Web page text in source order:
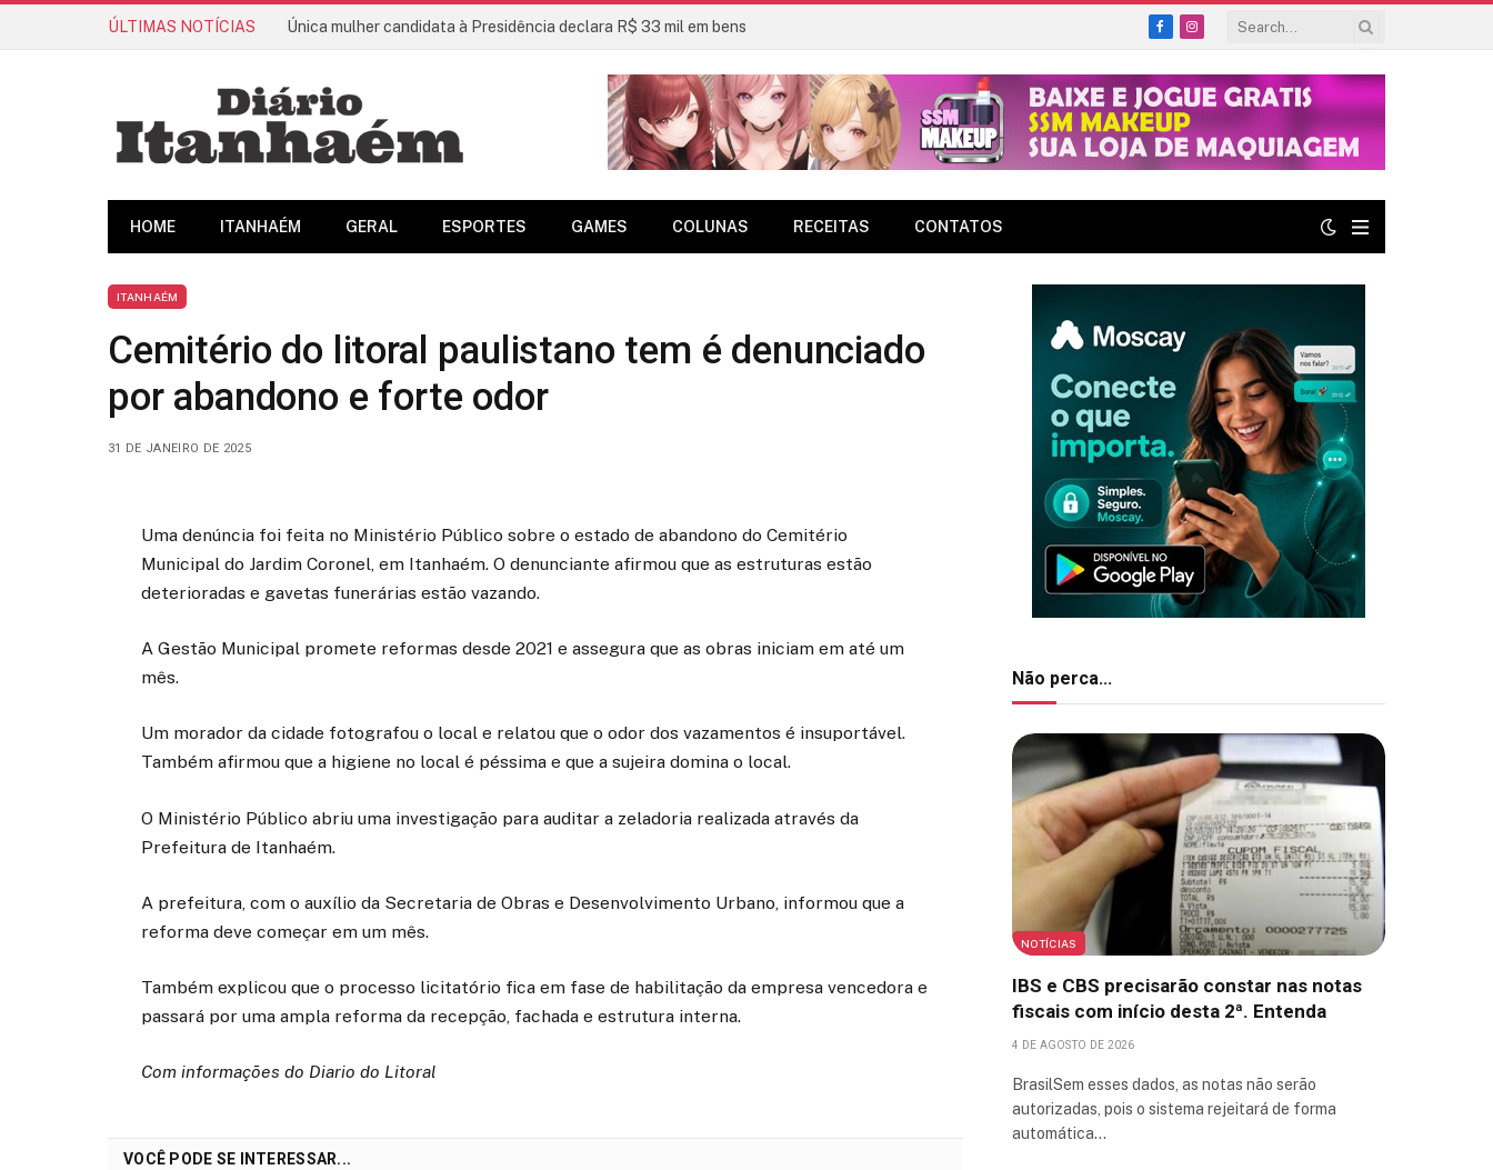
ÚLTIMAS NOTÍCIAS Única mulher candidata à Presidência declara R$ 33 mil em bens
FacebookInstagram
HOME ITANHAÉM GERAL ESPORTES GAMES COLUNAS RECEITAS CONTATOS
ITANHAÉM
Cemitério do litoral paulistano tem é denunciado
por abandono e forte odor
31 DE JANEIRO DE 2025
Uma denúncia foi feita no Ministério Público sobre o estado de abandono do Cemitério
Municipal do Jardim Coronel, em Itanhaém. O denunciante afirmou que as estruturas estão
deterioradas e gavetas funerárias estão vazando.
A Gestão Municipal promete reformas desde 2021 e assegura que as obras iniciam em até um
mês.
Um morador da cidade fotografou o local e relatou que o odor dos vazamentos é insuportável.
Também afirmou que a higiene no local é péssima e que a sujeira domina o local.
O Ministério Público abriu uma investigação para auditar a zeladoria realizada através da
Prefeitura de Itanhaém.
A prefeitura, com o auxílio da Secretaria de Obras e Desenvolvimento Urbano, informou que a
reforma deve começar em um mês.
Também explicou que o processo licitatório fica em fase de habilitação da empresa vencedora e
passará por uma ampla reforma da recepção, fachada e estrutura interna.
Com informações do Diario do Litoral
VOCÊ PODE SE INTERESSAR...
Não perca...
NOTÍCIAS
IBS e CBS precisarão constar nas notas
fiscais com início desta 2ª. Entenda
4 DE AGOSTO DE 2026
BrasilSem esses dados, as notas não serão
autorizadas, pois o sistema rejeitará de forma
automática…